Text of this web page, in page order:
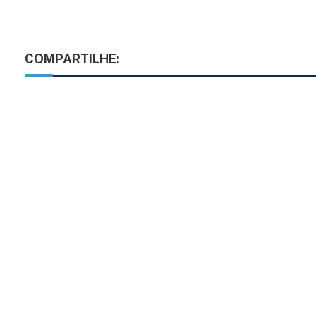
COMPARTILHE: